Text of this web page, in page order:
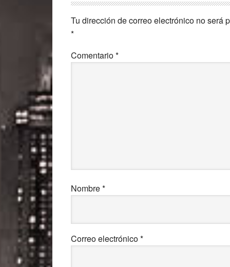
con
los
lectores
Tu dirección de correo electrónico no será
*
Comentario*
Nombre*
Correo electrónico*